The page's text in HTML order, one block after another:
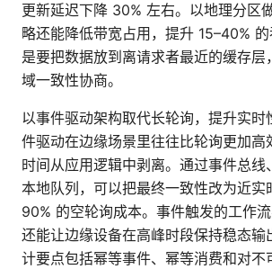
更新延迟下降 30% 左右。以地理分区
略还能降低带宽占用，提升 15–40%
是要把数据放到离请求者最近的缓存层
域一致性协商。
以事件驱动架构取代长轮询，提升实时
件驱动在边缘场景里往往比轮询更加高
时间从应用逻辑中剥离。通过事件总线
本地队列，可以把最终一致性改为近实
90% 的空轮询成本。事件触发的工作流
还能让边缘设备在高峰时段保持稳态输
计要点包括幂等事件、幂等消费和对不